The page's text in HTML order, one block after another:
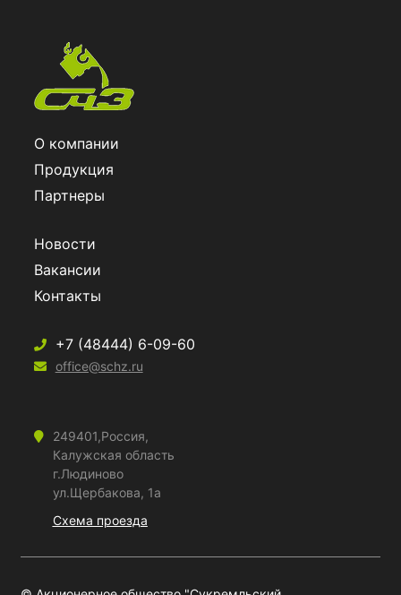
О компании
Продукция
Партнеры
Новости
Вакансии
Контакты
+7 (48444) 6-09-60
office@schz.ru
249401,Россия,
Калужская область
г.Людиново
ул.Щербакова, 1а
Схема проезда